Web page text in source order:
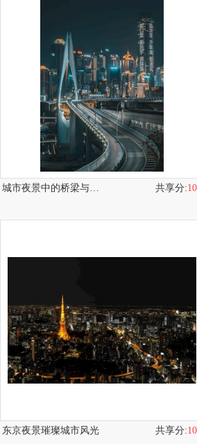
城市夜景中的桥梁与繁华建筑 共享分:
东京夜景璀璨城市风光 共享分: